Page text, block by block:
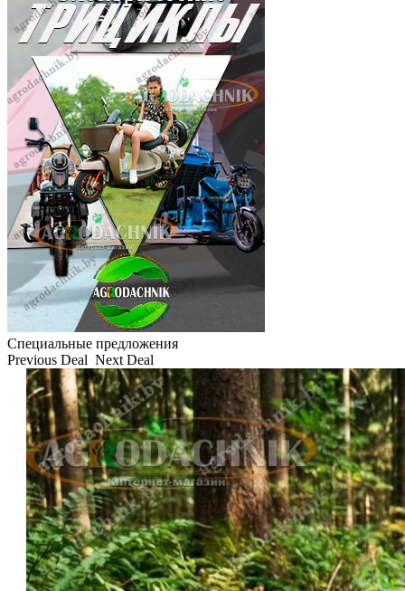
Специальные предложения
Previous Deal Next Deal